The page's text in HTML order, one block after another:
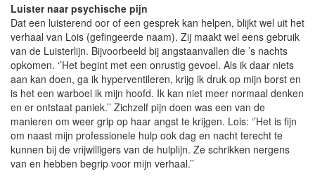
Luister naar psychische pijn
Dat een luisterend oor of een gesprek kan helpen, blijkt wel uit het
verhaal van Lois (gefingeerde naam). Zij maakt wel eens gebruik
van de Luisterlijn. Bijvoorbeeld bij angstaanvallen die ’s nachts
opkomen. ‘’Het begint met een onrustig gevoel. Als ik daar niets
aan kan doen, ga ik hyperventileren, krijg ik druk op mijn borst en
is het een warboel ik mijn hoofd. Ik kan niet meer normaal denken
en er ontstaat paniek.’’ Zichzelf pijn doen was een van de
manieren om weer grip op haar angst te krijgen. Lois: ‘’Het is fijn
om naast mijn professionele hulp ook dag en nacht terecht te
kunnen bij de vrijwilligers van de hulplijn. Ze schrikken nergens
van en hebben begrip voor mijn verhaal.’’